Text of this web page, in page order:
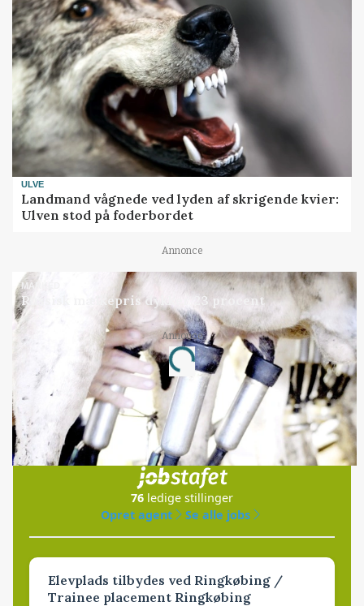
ULVE
Landmand vågnede ved lyden af skrigende kvier:
Ulven stod på foderbordet
Annonce
MARKED
Russisk mælkepris dykker 23 procent
Annonce
Loading...
Jobs
i samarbejde med
76 ledige stillinger
Opret agent
Se alle jobs
Elevplads tilbydes ved Ringkøbing /
Trainee placement Ringkøbing